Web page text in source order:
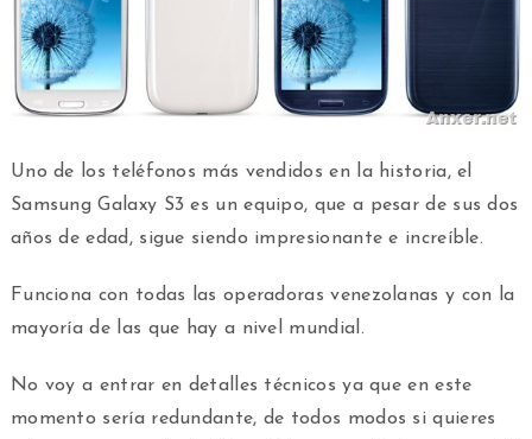
Uno de los teléfonos más vendidos en la historia, el
Samsung Galaxy S3 es un equipo, que a pesar de sus dos
años de edad, sigue siendo impresionante e increíble.
Funciona con todas las operadoras venezolanas y con la
mayoría de las que hay a nivel mundial.
No voy a entrar en detalles técnicos ya que en este
momento sería redundante, de todos modos si quieres